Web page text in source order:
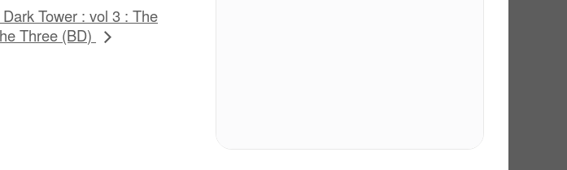
Tower : vol 3 : The
Three (BD)